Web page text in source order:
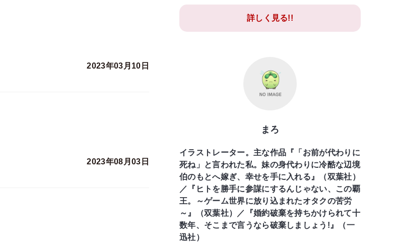
2023年03月10日
2023年08月03日
詳しく見る!!
まろ
イラストレーター。主な作品『「お前が代わりに
死ね」と言われた私。妹の身代わりに冷酷な辺境
伯のもとへ嫁ぎ、幸せを手に入れる』（双葉社）
／『ヒトを勝手に参謀にするんじゃない、この覇
王。～ゲーム世界に放り込まれたオタクの苦労
～』（双葉社）／『婚約破棄を持ちかけられて十
数年、そこまで言うなら破棄しましょう!』（一
迅社）